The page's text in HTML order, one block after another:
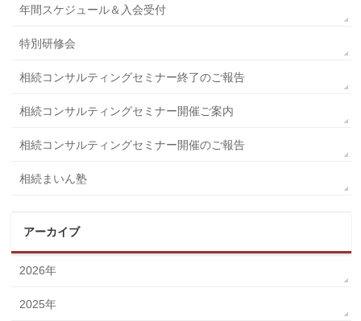
年間スケジュール＆入会受付
特別研修会
相続コンサルティングセミナー終了のご報告
相続コンサルティングセミナー開催ご案内
相続コンサルティングセミナー開催のご報告
相続まいん塾
アーカイブ
2026年
2025年